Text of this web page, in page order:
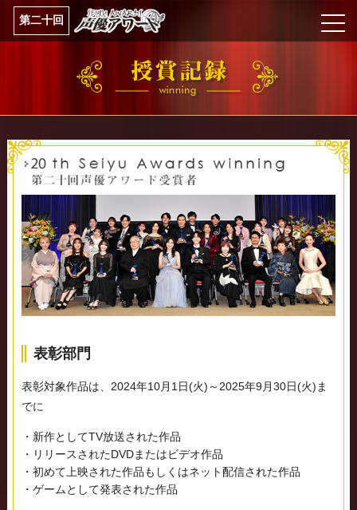
第二十回
表彰部門
表彰対象作品は、2024年10月1日(火)～2025年9月30日(火)ま
でに
・新作としてTV放送された作品
・リリースされたDVDまたはビデオ作品
・初めて上映された作品もしくはネット配信された作品
・ゲームとして発表された作品